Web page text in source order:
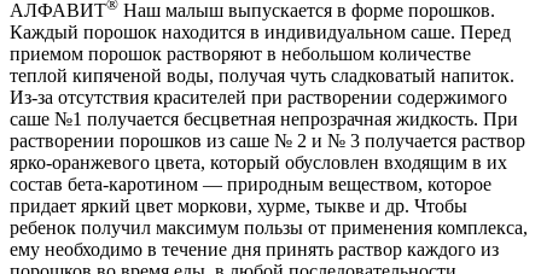
АЛФАВИТ® Наш малыш выпускается в форме порошков.
Каждый порошок находится в индивидуальном саше. Перед
приемом порошок растворяют в небольшом количестве
теплой кипяченой воды, получая чуть сладковатый напиток.
Из-за отсутствия красителей при растворении содержимого
саше №1 получается бесцветная непрозрачная жидкость. При
растворении порошков из саше № 2 и № 3 получается раствор
ярко-оранжевого цвета, который обусловлен входящим в их
состав бета-каротином — природным веществом, которое
придает яркий цвет моркови, хурме, тыкве и др. Чтобы
ребенок получил максимум пользы от применения комплекса,
ему необходимо в течение дня принять раствор каждого из